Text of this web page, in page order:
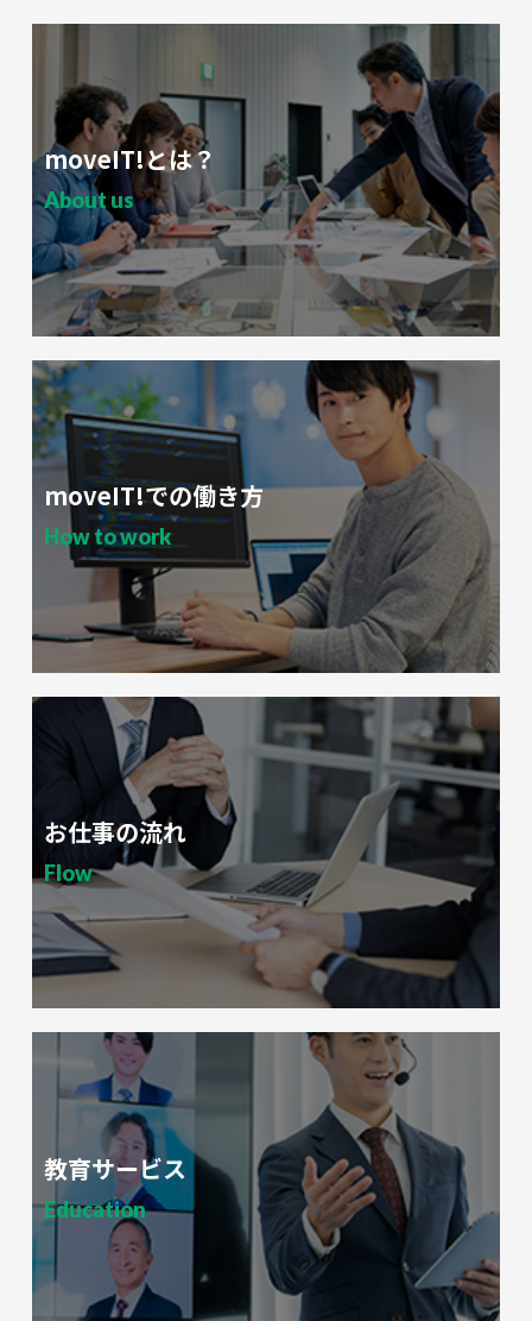
moveIT!とは？
About us
moveIT!での働き方
How to work
お仕事の流れ
Flow
教育サービス
Education